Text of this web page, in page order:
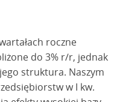
roczne
do 3% r/r, jednak
struktura. Naszym
w I kw.